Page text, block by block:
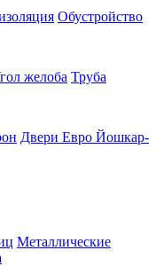
Обустройство
желоба Труба
Двери Евро Йошкар-
Металлические